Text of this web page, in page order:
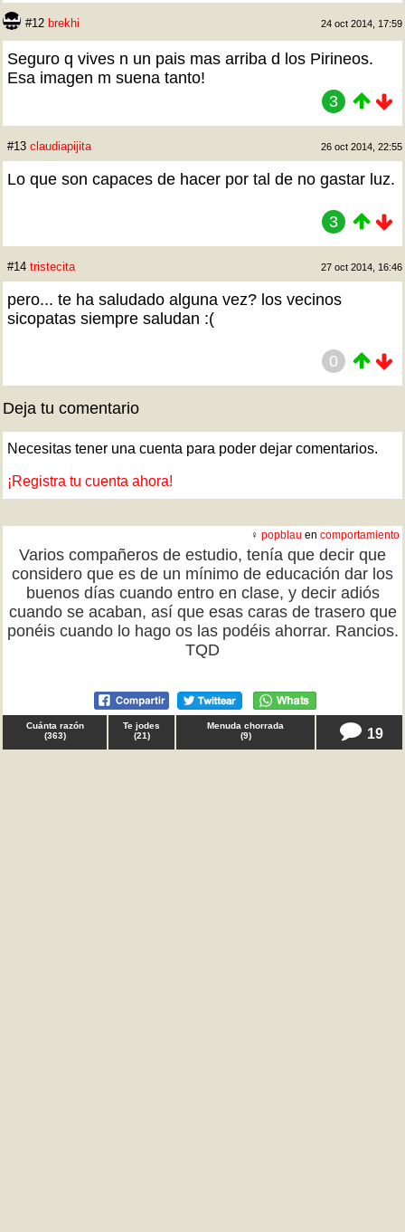
#12 brekhi 24 oct 2014, 17:59
Seguro q vives n un pais mas arriba d los Pirineos.
Esa imagen m suena tanto!
3
#13 claudiapijita 26 oct 2014, 22:55
Lo que son capaces de hacer por tal de no gastar luz.
3
#14 tristecita 27 oct 2014, 16:46
pero... te ha saludado alguna vez? los vecinos
sicopatas siempre saludan :(
0
Deja tu comentario
Necesitas tener una cuenta para poder dejar comentarios.
¡Registra tu cuenta ahora!
♀ popblau en comportamiento
Varios compañeros de estudio, tenía que decir que
considero que es de un mínimo de educación dar los
buenos días cuando entro en clase, y decir adiós
cuando se acaban, así que esas caras de trasero que
ponéis cuando lo hago os las podéis ahorrar. Rancios.
TQD
Cuánta razón
(363)
Te jodes
(21)
Menuda chorrada
(9) 19